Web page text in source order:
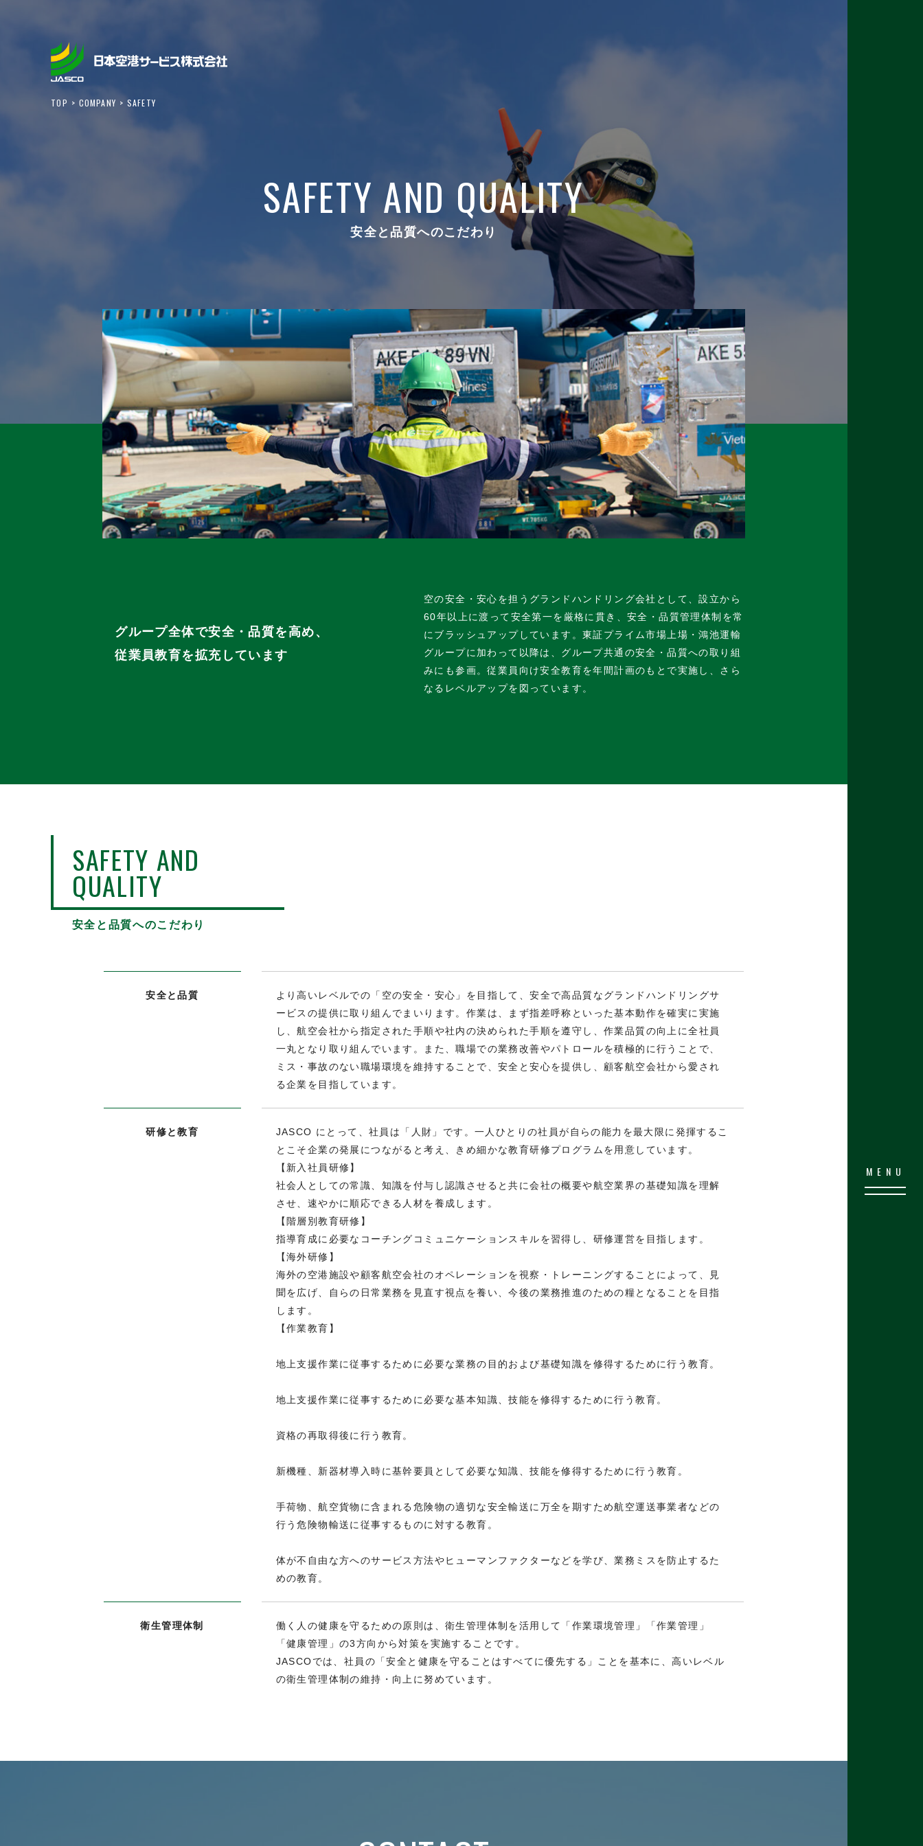
TOP COMPANY SAFETY
SAFETY AND QUALITY
安全と品質へのこだわり
グループ全体で安全・品質を高め、
従業員教育を拡充しています
空の安全・安心を担うグランドハンドリング会社として、設立から
60年以上に渡って安全第一を厳格に貫き、安全・品質管理体制を常
にブラッシュアップしています。東証プライム市場上場・鴻池運輸
グループに加わって以降は、グループ共通の安全・品質への取り組
みにも参画。従業員向け安全教育を年間計画のもとで実施し、さら
なるレベルアップを図っています。
SAFETY AND
QUALITY
安全と品質へのこだわり
安全と品質
より高いレベルでの「空の安全・安心」を目指して、安全で高品質なグランドハンドリングサ
ービスの提供に取り組んでまいります。作業は、まず指差呼称といった基本動作を確実に実施
し、航空会社から指定された手順や社内の決められた手順を遵守し、作業品質の向上に全社員
一丸となり取り組んでいます。また、職場での業務改善やパトロールを積極的に行うことで、
ミス・事故のない職場環境を維持することで、安全と安心を提供し、顧客航空会社から愛され
る企業を目指しています。
研修と教育
JASCO にとって、社員は「人財」です。一人ひとりの社員が自らの能力を最大限に発揮するこ
とこそ企業の発展につながると考え、きめ細かな教育研修プログラムを用意しています。
【新入社員研修】
社会人としての常識、知識を付与し認識させると共に会社の概要や航空業界の基礎知識を理解
させ、速やかに順応できる人材を養成します。
【階層別教育研修】
指導育成に必要なコーチングコミュニケーションスキルを習得し、研修運営を目指します。
【海外研修】
海外の空港施設や顧客航空会社のオペレーションを視察・トレーニングすることによって、見
聞を広げ、自らの日常業務を見直す視点を養い、今後の業務推進のための糧となることを目指
します。
【作業教育】
地上支援作業に従事するために必要な業務の目的および基礎知識を修得するために行う教育。
地上支援作業に従事するために必要な基本知識、技能を修得するために行う教育。
資格の再取得後に行う教育。
新機種、新器材導入時に基幹要員として必要な知識、技能を修得するために行う教育。
手荷物、航空貨物に含まれる危険物の適切な安全輸送に万全を期すため航空運送事業者などの
行う危険物輸送に従事するものに対する教育。
体が不自由な方へのサービス方法やヒューマンファクターなどを学び、業務ミスを防止するた
めの教育。
衛生管理体制
働く人の健康を守るための原則は、衛生管理体制を活用して「作業環境管理」「作業管理」
「健康管理」の3方向から対策を実施することです。
JASCOでは、社員の「安全と健康を守ることはすべてに優先する」ことを基本に、高いレベル
の衛生管理体制の維持・向上に努めています。